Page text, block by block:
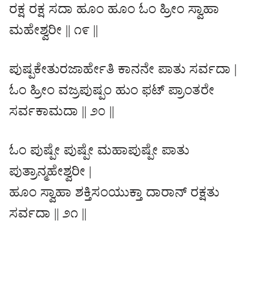
ರಕ್ಷ ರಕ್ಷ ಸದಾ ಹೂಂ ಹೂಂ ಓಂ ಹ್ರೀಂ ಸ್ವಾಹಾ
ಮಹೇಶ್ವರೀ || ೧೯ ||
ಪುಷ್ಪಕೇತುರಜಾರ್ಹೇತಿ ಕಾನನೇ ಪಾತು ಸರ್ವದಾ |
ಓಂ ಹ್ರೀಂ ವಜ್ರಪುಷ್ಪಂ ಹುಂ ಫಟ್ ಪ್ರಾಂತರೇ
ಸರ್ವಕಾಮದಾ || ೨೦ ||
ಓಂ ಪುಷ್ಪೇ ಪುಷ್ಪೇ ಮಹಾಪುಷ್ಪೇ ಪಾತು
ಪುತ್ರಾನ್ಮಹೇಶ್ವರೀ |
ಹೂಂ ಸ್ವಾಹಾ ಶಕ್ತಿಸಂಯುಕ್ತಾ ದಾರಾನ್ ರಕ್ಷತು
ಸರ್ವದಾ || ೨೧ ||